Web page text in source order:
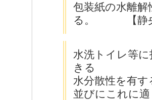
包装紙の水離
る。 【静
水洗トイレ等
きる
水分散性を有
並びにこれに